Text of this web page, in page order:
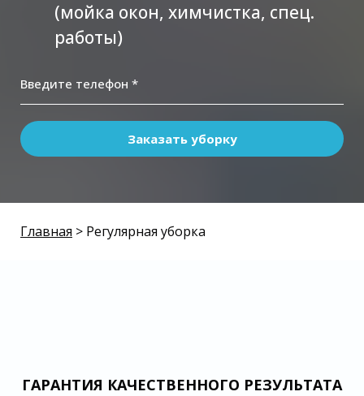
(мойка окон, химчистка, спец.
работы)
Введите телефон *
Заказать уборку
Главная > Регулярная уборка
ГАРАНТИЯ КАЧЕСТВЕННОГО РЕЗУЛЬТАТА